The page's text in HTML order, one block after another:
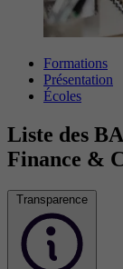
Formations
Présentation
Écoles
Liste des
Finance &
Transparence